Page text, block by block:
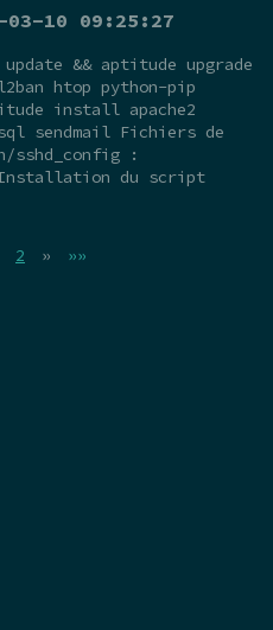
10 09:25:27
&& aptitude upgrade
htop python-pip
install apache2
sendmail Fichiers de
:
Installation du script
2 » »»